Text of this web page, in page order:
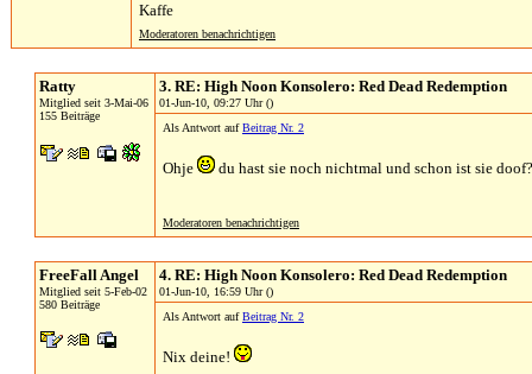
Kaffe
Moderatoren benachrichtigen
Ratty
Mitglied seit 3-Mai-06
155 Beiträge
3. RE: High Noon Konsolero: Red Dead Redemption
01-Jun-10, 09:27 Uhr ()
Als Antwort aufBeitrag Nr. 2
Ohje du hast sie noch nichtmal und schon ist sie doof?
Moderatoren benachrichtigen
FreeFall Angel
Mitglied seit 5-Feb-02
580 Beiträge
4. RE: High Noon Konsolero: Red Dead Redemption
01-Jun-10, 16:59 Uhr ()
Als Antwort aufBeitrag Nr. 2
Nix deine!